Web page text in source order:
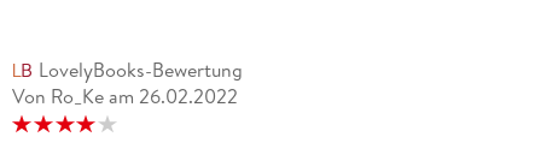
LovelyBooks-Bewertung
Von Ro_Ke am 26.02.2022